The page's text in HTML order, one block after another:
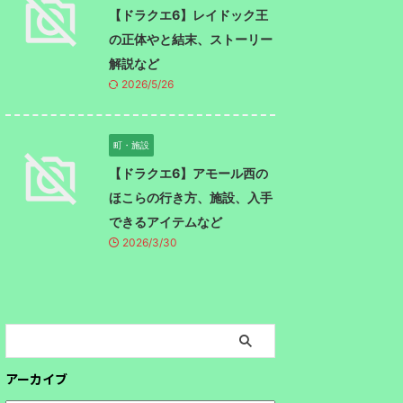
【ドラクエ6】レイドック王
の正体やと結末、ストーリー
解説など
2026/5/26
町・施設
【ドラクエ6】アモール西の
ほこらの行き方、施設、入手
できるアイテムなど
2026/3/30
アーカイブ